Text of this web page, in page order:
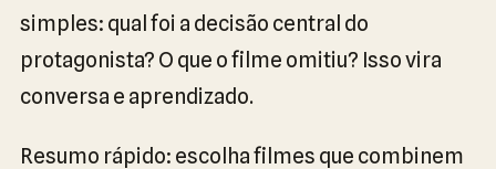
simples: qual foi a decisão central do
protagonista? O que o filme omitiu? Isso vira
conversa e aprendizado.
Resumo rápido: escolha filmes que combinem